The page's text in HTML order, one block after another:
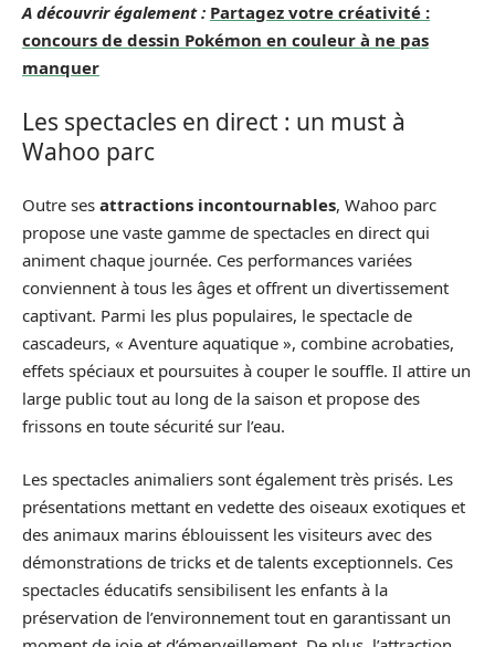
A découvrir également : Partagez votre créativité :
concours de dessin Pokémon en couleur à ne pas
manquer
Les spectacles en direct : un must à
Wahoo parc
Outre ses attractions incontournables, Wahoo parc
propose une vaste gamme de spectacles en direct qui
animent chaque journée. Ces performances variées
conviennent à tous les âges et offrent un divertissement
captivant. Parmi les plus populaires, le spectacle de
cascadeurs, « Aventure aquatique », combine acrobaties,
effets spéciaux et poursuites à couper le souffle. Il attire un
large public tout au long de la saison et propose des
frissons en toute sécurité sur l’eau.
Les spectacles animaliers sont également très prisés. Les
présentations mettant en vedette des oiseaux exotiques et
des animaux marins éblouissent les visiteurs avec des
démonstrations de tricks et de talents exceptionnels. Ces
spectacles éducatifs sensibilisent les enfants à la
préservation de l’environnement tout en garantissant un